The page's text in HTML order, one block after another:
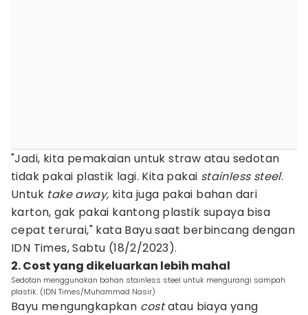
"Jadi, kita pemakaian untuk straw atau sedotan
tidak pakai plastik lagi. Kita pakai stainless steel.
Untuk take away, kita juga pakai bahan dari
karton, gak pakai kantong plastik supaya bisa
cepat terurai," kata Bayu saat berbincang dengan
IDN Times, Sabtu (18/2/2023).
2. Cost yang dikeluarkan lebih mahal
Sedotan menggunakan bahan stainless steel untuk mengurangi sampah
plastik. (IDN Times/Muhammad Nasir)
Bayu mengungkapkan costatau biaya yang